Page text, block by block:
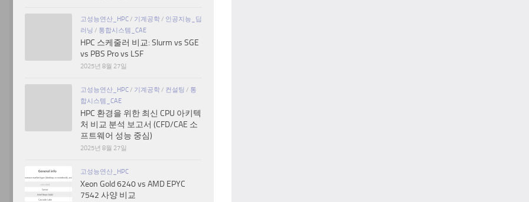
고성능연산_HPC / 기계공학 / 인공지능_딥
러닝 / 통합시스템_CAE
HPC 스케줄러 비교: Slurm vs SGE
vs PBS Pro vs LSF
2025년 8월 27일
고성능연산_HPC / 기계공학 / 컨설팅 / 통
합시스템_CAE
HPC 환경을 위한 최신 CPU 아키텍
처 비교 분석 보고서 (CFD/CAE 소
프트웨어 성능 중심)
2025년 8월 27일
고성능연산_HPC
Xeon Gold 6240 vs AMD EPYC
7542 사양 비교